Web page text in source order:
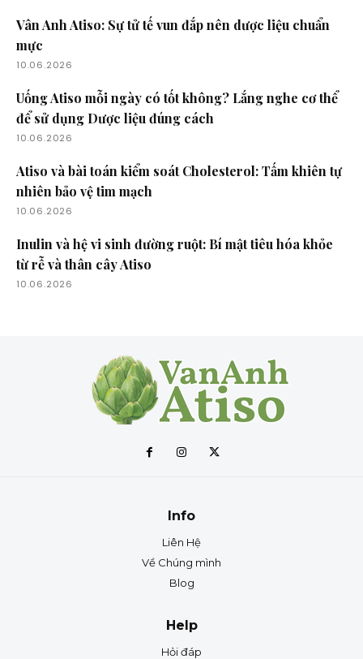
Vân Anh Atiso: Sự tử tế vun đắp nên dược liệu chuẩn
mực
10.06.2026
Uống Atiso mỗi ngày có tốt không? Lắng nghe cơ thể
để sử dụng Dược liệu đúng cách
10.06.2026
Atiso và bài toán kiểm soát Cholesterol: Tấm khiên tự
nhiên bảo vệ tim mạch
10.06.2026
Inulin và hệ vi sinh đường ruột: Bí mật tiêu hóa khỏe
từ rễ và thân cây Atiso
10.06.2026
Info
Liên Hệ
Về Chúng mình
Blog
Help
Hỏi đáp